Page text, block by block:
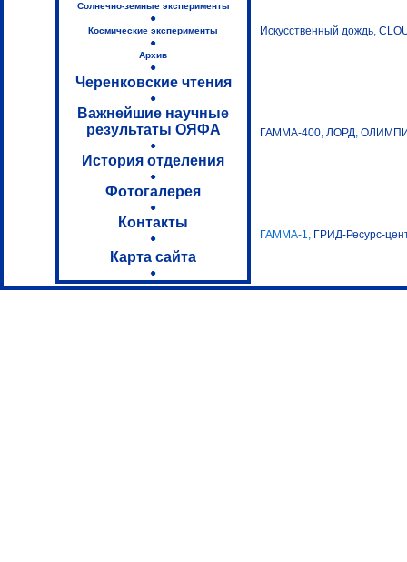
Солнечно-земные эксперименты
Космические эксперименты
Архив
Черенковские чтения
Важнейшие научные
результаты ОЯФА
История отделения
Фотогалерея
Контакты
Карта сайта
Искусственный дождь,
ГАММА-400, ЛОРД,
ГАММА-1, ГРИД-Ресурс-